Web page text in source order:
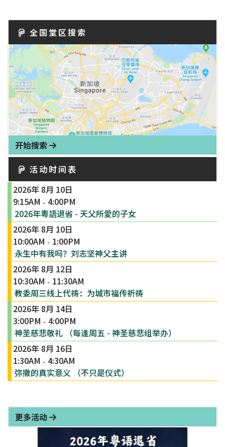
全国堂区搜索
开始搜索
活动时间表
2026年 8月 10日
9:15AM - 4:00PM
2026年粵語退省 - 天父所愛的子女
2026年 8月 10日
10:00AM - 1:00PM
永生中有我吗？刘志坚神父主讲
2026年 8月 12日
10:30AM - 11:30AM
教委周三线上代祷：为城市福传祈祷
2026年 8月 14日
3:00PM - 4:00PM
神圣慈悲敬礼 （每逢周五 - 神圣慈悲组举办）
2026年 8月 16日
1:30AM - 4:30AM
弥撒的真实意义 （不只是仪式）
更多活动